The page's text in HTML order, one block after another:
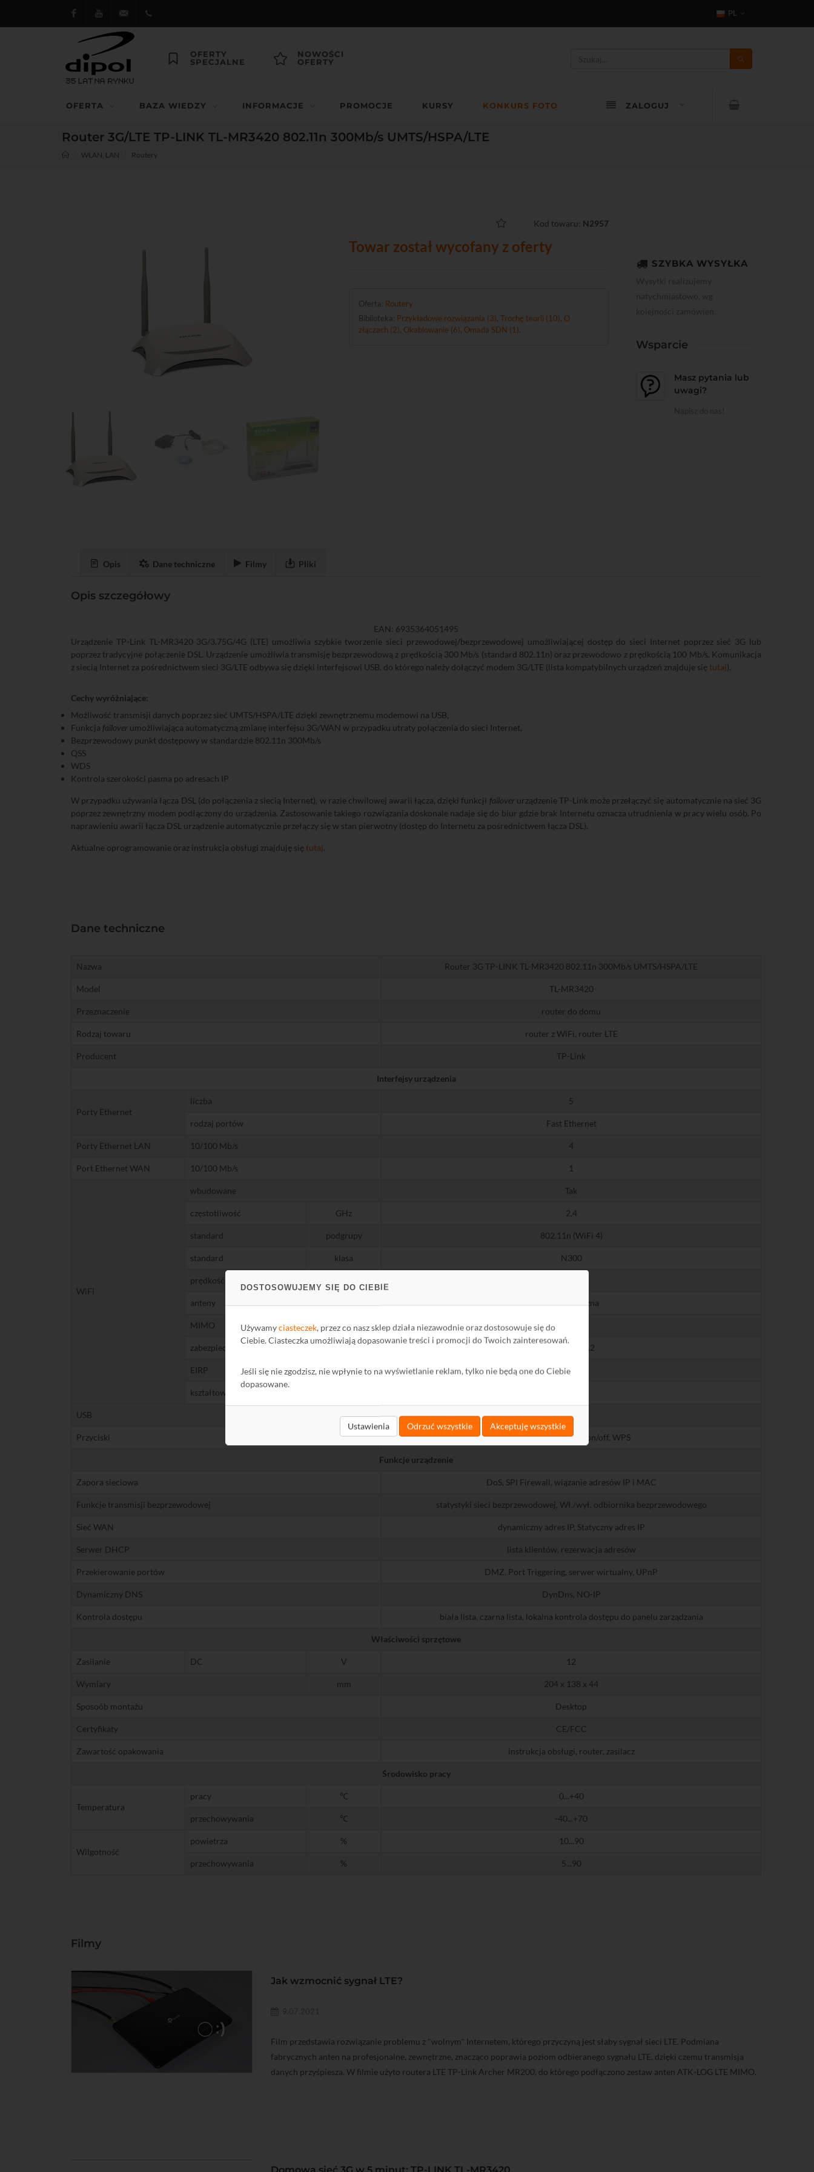
DOSTOSOWUJEMY SIĘ DO CIEBIE
Używamyciasteczek, przez co nasz sklep działa niezawodnie oraz dostosowuje się do
Ciebie. Ciasteczka umożliwiają dopasowanie treści i promocji do Twoich zainteresowań.
Jeśli się nie zgodzisz, nie wpłynie to na wyświetlanie reklam, tylko nie będą one do Ciebie
dopasowane.
Ustawienia Odrzuć wszystkie Akceptuję wszystkie
FacebookYoutube dipol@dipol.com.pl
PL
OFERTY
SPECJALNE
NOWOŚCI
OFERTY
OFERTA BAZA WIEDZY INFORMACJE PROMOCJE KURSY KONKURS FOTO ZALOGUJ
Router 3G/LTE TP-LINK TL-MR3420 802.11n 300Mb/s UMTS/HSPA/LTE
WLAN, LAN Routery
Kod towaru: N2957
Towar został wycofany z oferty
Oferta: Routery
Biblioteka: Przykładowe rozwiązania (3) ,Trochę teorii (10) O
złączach (2) Okablowanie (6) Omada SDN (1)
SZYBKA WYSYŁKA
Wsparcie
Masz pytania lub
uwagi?
Opis Dane techniczne Filmy Pliki
Opis szczegółowy
EAN: 6935364051495
Urządzenie TP-Link TL-MR3420 3G/3.75G/4G (LTE) umożliwia szybkie tworzenie sieci przewodowej/bezprzewodowej umożliwiającej dostęp do sieci Internet poprzez sieć 3G lub
poprzez tradycyjne połączenie DSL. Urządzenie umożliwia transmisję bezprzewodową z prędkością 300 Mb/s (standard 802.11n) oraz przewodowo z prędkością 100 Mb/s. Komunikacja
z siecią Internet za pośrednictwem sieci 3G/LTE odbywa się dzięki interfejsowi USB, do którego należy dołączyć modem 3G/LTE (lista kompatybilnych urządzeń znajduje siętutaj).
Cechy wyróżniające:
Możliwość transmisji danych poprzez sieć UMTS/HSPA/LTE dzięki zewnętrznemu modemowi na USB,
Funkcja failover umożliwiająca automatyczną zmianę interfejsu 3G/WAN w przypadku utraty połączenia do sieci Internet,
Bezprzewodowy punkt dostępowy w standardzie 802.11n 300Mb/s
QSS
WDS
Kontrola szerokości pasma po adresach IP
W przypadku używania łącza DSL (do połączenia z siecią Internet), w razie chwilowej awarii łącza, dzięki funkcji failoverurządzenie TP-Link może przełączyć się automatycznie na sieć 3G
poprzez zewnętrzny modem podłączony do urządzenia. Zastosowanie takiego rozwiązania doskonale nadaje się do biur gdzie brak Internetu oznacza utrudnienia w pracy wielu osób. Po
naprawieniu awarii łącza DSL urządzenie automatycznie przełączy się w stan pierwotny (dostęp do Internetu za pośrednictwem łącza DSL).
Aktualne oprogramowanie oraz instrukcja obsługi znajduję siętutaj.
Dane techniczne
Nazwa Router 3G TP-LINK TL-MR3420 802.11n 300Mb/s UMTS/HSPA/LTE
Model TL-MR3420
Przeznaczenie router do domu
Rodzaj towaru router z WiFi, router LTE
Producent TP-Link
Interfejsy urządzenia
Porty Ethernet
liczba 5
rodzaj portów Fast Ethernet
Porty Ethernet LAN 10/100 Mb/s 4
Port Ethernet WAN 10/100 Mb/s 1
WiFi
wbudowane Tak
częstotliwość GHz 2,4
standard podgrupy 802.11n (WiFi 4)
standard klasa N300
prędkość 2,4 GHz
anteny 2 x zewnętrzna
MIMO
zabezpieczenie WPA, WPA2
EIRP 2,4 GHz 20 dBm
kształtowanie wiązki (Beamforming)
USB Tak
Przyciski On/Off, Reset, WiFi on/off, WPS
Funkcje urządzenie
Zapora sieciowa DoS, SPI Firewall, wiązanie adresów IP i MAC
Funkcje transmisji bezprzewodowej statystyki sieci bezprzewodowej, Wł./wył. odbiornika bezprzewodowego
Sieć WAN dynamiczny adres IP, Statyczny adres IP
Serwer DHCP lista klientów, rezerwacja adresów
Przekierowanie portów DMZ, Port Triggering, serwer wirtualny, UPnP
Dynamiczny DNS DynDns, NO-IP
Kontrola dostępu biała lista, czarna lista, lokalna kontrola dostępu do panelu zarządzania
Właściwości sprzętowe
Zasilanie DC V 12
Wymiary mm 204 x 138 x 44
Sposoób montażu Desktop
Certyfikaty CE/FCC
Zawartość opakowania instrukcja obsługi, router, zasilacz
Środowisko pracy
Temperatura
pracy ℃ 0...+40
przechowywania ℃ -40...+70
Wilgotność
powietrza % 10...90
przechowywania % 5...90
Filmy
Jak wzmocnić sygnał LTE?
Film przedstawia rozwiązanie problemu z "wolnym" Internetem, którego przyczyną jest słaby sygnał sieci LTE. Podmiana
fabrycznych anten na profesjonalne, zewnętrzne, znacząco poprawia poziom odbieranego sygnału LTE, dzięki czemu transmisja
danych przyśpiesza. W filmie użyto routera LTE TP-Link Archer MR200, do którego podłączono zestaw anten ATK-LOG LTE MIMO.